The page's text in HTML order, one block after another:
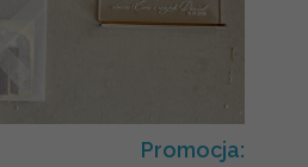
Promocja: